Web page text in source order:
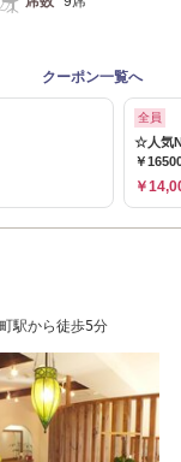
クーポン一覧へ
全員
☆人気
￥
￥
駅から徒歩5分